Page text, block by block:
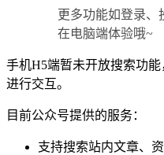
更多功能如登录、
在电脑端体验哦~
手机H5端暂未开放搜索功能
进行交互。
目前公众号提供的服务：
支持搜索站内文章、资